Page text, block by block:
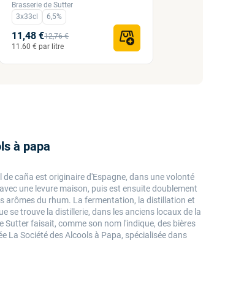
Brasserie de Sutter
3x33cl
6,5%
11,48 €12,76 €
11.60 € par litre
à papa
de caña est originaire d'Espagne, dans une volonté
une levure maison, puis est ensuite doublement
arômes du rhum. La fermentation, la distillation et
se trouve la distillerie, dans les anciens locaux de la
Sutter faisait, comme son nom l'indique, des bières
La Société des Alcools à Papa, spécialisée dans